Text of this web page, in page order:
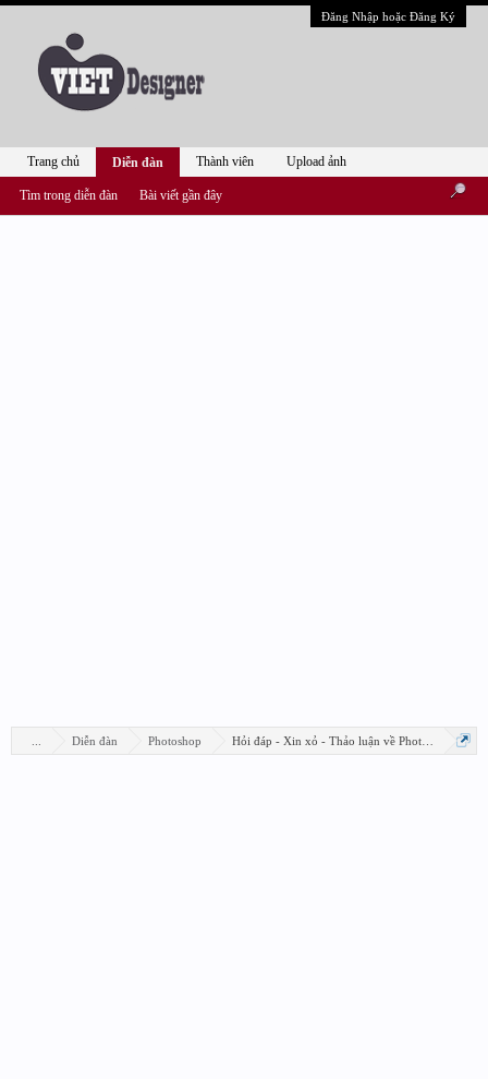
Đăng Nhập hoặc Đăng Ký
Diễn đàn Photoshop Hỏi đáp - Xin xỏ - Thảo luận về Photoshop
Trang chủ Diễn đàn
Tìm trong diễn đàn Bài viết gần đây
Thành viên Upload ảnh